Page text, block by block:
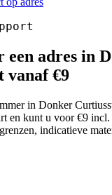
een adres in
vanaf €9
in Donker
en kunt u voor €9
indicatieve